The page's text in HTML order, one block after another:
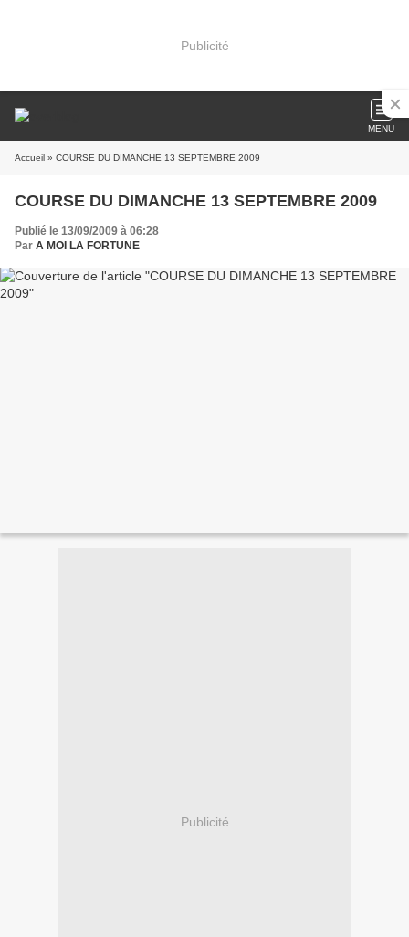
Publicité
MENU
Accueil » COURSE DU DIMANCHE 13 SEPTEMBRE 2009
COURSE DU DIMANCHE 13 SEPTEMBRE 2009
Publié le 13/09/2009 à 06:28
Par A MOI LA FORTUNE
Publicité